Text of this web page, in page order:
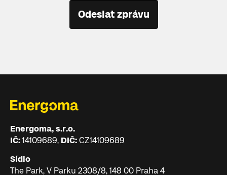
Odeslat zprávu
Energoma, s.r.o.
IČ: 14109689, DIČ: CZ14109689
Sídlo
The Park, V Parku 2308/8, 148 00 Praha 4